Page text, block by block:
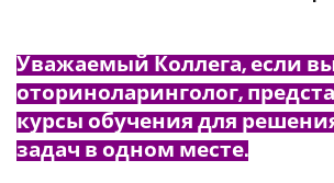
Уважаемый Коллега, если
оториноларинголог,
курсы обучения для
задач в одном месте.